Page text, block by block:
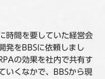
時間を要していた経営会
発をBBSに依頼しまし
の効果を社内で共有す
いくなかで、BBSから現